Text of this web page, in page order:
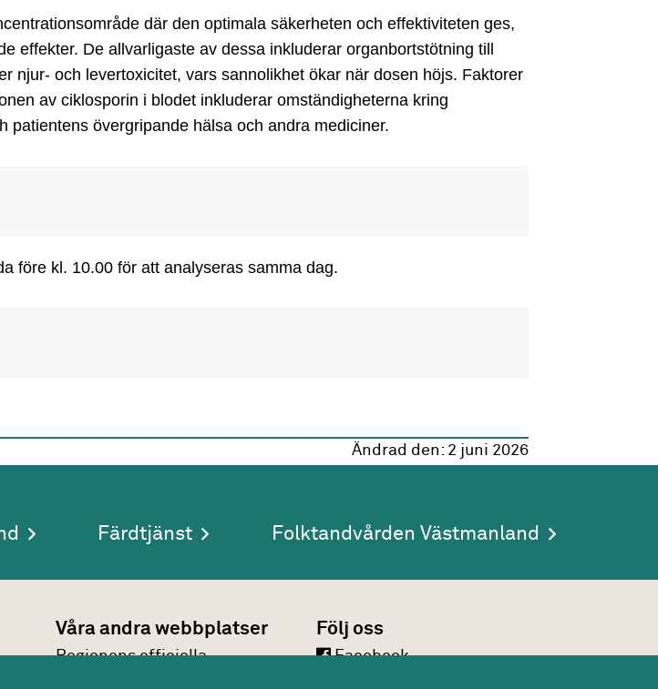
där den optimala säkerheten och effektiviteten ges,
effekter. De allvarligaste av dessa inkluderar organbortstötning till
njur- och levertoxicitet, vars sannolikhet ökar när dosen höjs. Faktorer
av ciklosporin i blodet inkluderar omständigheterna kring
patientens övergripande hälsa och andra mediciner.
före kl. 10.00 för att analyseras samma dag.
Ändrad den: 2 juni 2026
Färdtjänst Folktandvården Västmanland
Våra andra webbplatser
Regionens officiella
Följ oss
Facebook